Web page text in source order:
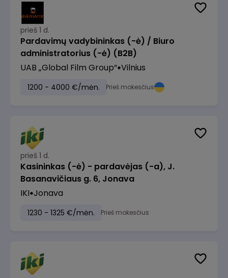
prieš 1 d.
Pardavimų vadybininkas (-ė) / Biuro
administratorius (-ė) (B2B)
UAB „Global Film Group“ Vilnius
1200 - 4000 €/mėn. Prieš mokesčius
prieš 1 d.
Kasininkas (-ė) - pardavėjas (-a), J.
Basanavičiaus g. 6, Jonava
IKI Jonava
1230 - 1325 €/mėn. Prieš mokesčius